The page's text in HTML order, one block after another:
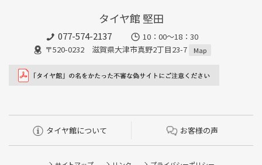
タイヤ館 堅田
077-574-2137
10：00～18：30
〒520-0232 滋賀県大津市真野2丁目23-7
Map
タイヤ館について お客様の声